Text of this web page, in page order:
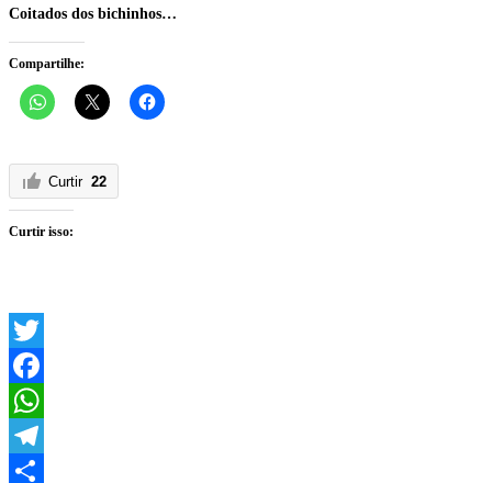
Coitados dos bichinhos…
Compartilhe:
Curtir 22
Curtir isso:
Twitter
Facebook
WhatsApp
Telegram